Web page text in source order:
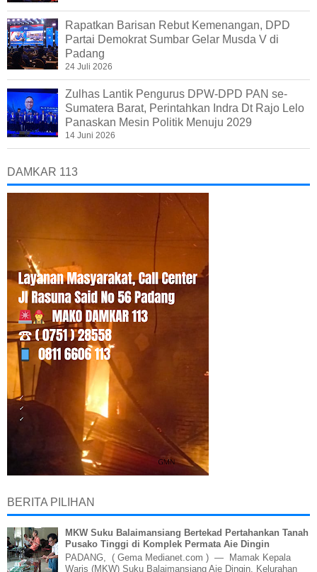
Rapatkan Barisan Rebut Kemenangan, DPD
Partai Demokrat Sumbar Gelar Musda V di
Padang
24 Juli 2026
Zulhas Lantik Pengurus DPW-DPD PAN se-
Sumatera Barat, Perintahkan Indra Dt Rajo Lelo
Panaskan Mesin Politik Menuju 2029
14 Juni 2026
DAMKAR 113
BERITA PILIHAN
MKW Suku Balaimansiang Bertekad Pertahankan Tanah
Pusako Tinggi di Komplek Permata Aie Dingin
PADANG, ( Gema Medianet.com ) — Mamak Kepala
Waris (MKW) Suku Balaimansiang Aie Dingin, Kelurahan